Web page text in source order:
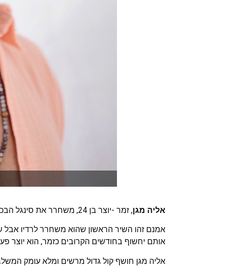
אליה מגן, זמר -יוצר בן 24, משחרר את סינגל הבכורה שלו – "
אמנם זהו השיר הראשון שהוא משחרר לרדיו אבל
אותם יחשוף בחודשים הקרובים כזמר, הוא יוצר
אליה מגן חושף קול גדול מרשים ומלא עומק